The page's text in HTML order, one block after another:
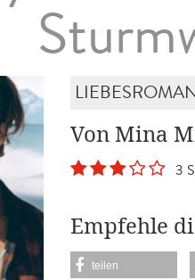
Von Mina
3
Empfehle
teilen